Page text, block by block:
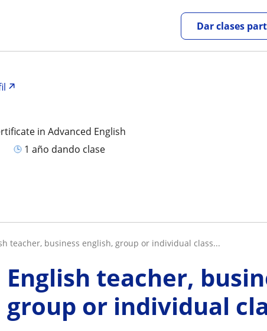
Dar clases
in Advanced English
1 año dando clase
teacher, business english, group or individual class...
English teacher,
group or individual